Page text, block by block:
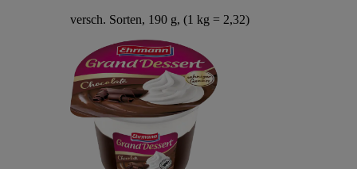
versch. Sorten, 190 g, (1 kg = 2,32)